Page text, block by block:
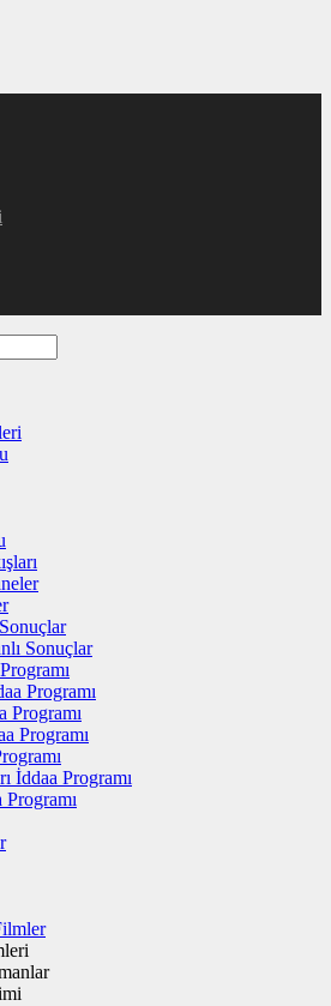
Sonuçlar
Programı
Programı
Programı
İddaa Programı